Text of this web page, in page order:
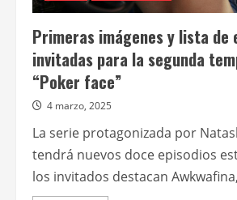
Primeras imágenes y lista de
invitadas para la segunda
“Poker face”
4 marzo, 2025
La serie protagonizada por
tendrá nuevos doce episodios
los invitados destacan